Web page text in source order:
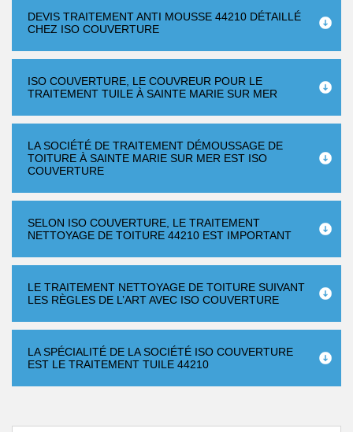
DEVIS TRAITEMENT ANTI MOUSSE 44210 DÉTAILLÉ
CHEZ ISO COUVERTURE
ISO COUVERTURE, LE COUVREUR POUR LE
TRAITEMENT TUILE À SAINTE MARIE SUR MER
LA SOCIÉTÉ DE TRAITEMENT DÉMOUSSAGE DE
TOITURE À SAINTE MARIE SUR MER EST ISO
COUVERTURE
SELON ISO COUVERTURE, LE TRAITEMENT
NETTOYAGE DE TOITURE 44210 EST IMPORTANT
LE TRAITEMENT NETTOYAGE DE TOITURE SUIVANT
LES RÈGLES DE L’ART AVEC ISO COUVERTURE
LA SPÉCIALITÉ DE LA SOCIÉTÉ ISO COUVERTURE
EST LE TRAITEMENT TUILE 44210